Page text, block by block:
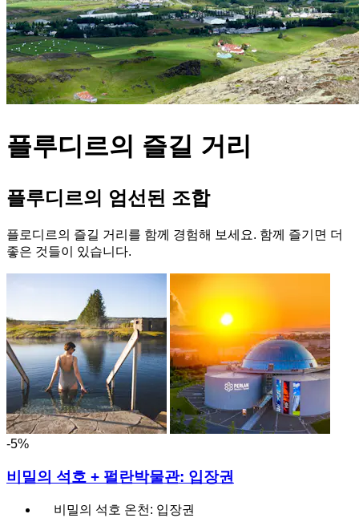
플루디르의 즐길 거리
플루디르의 엄선된 조합
플로디르의 즐길 거리를 함께 경험해 보세요. 함께 즐기면 더
좋은 것들이 있습니다.
-5%
비밀의 석호 + 펄란박물관: 입장권
비밀의 석호 온천: 입장권